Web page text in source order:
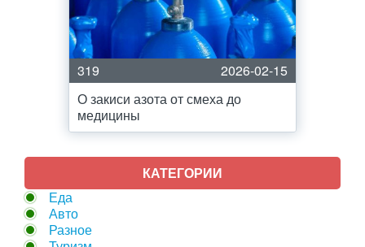
319
2026-02-15
О закиси азота от смеха до
медицины
КАТЕГОРИИ
Еда
Авто
Разное